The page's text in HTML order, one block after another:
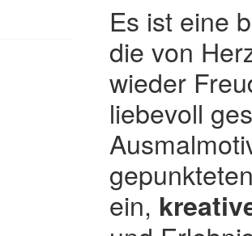
Es ist eine
die von
wieder
liebevoll
ein,